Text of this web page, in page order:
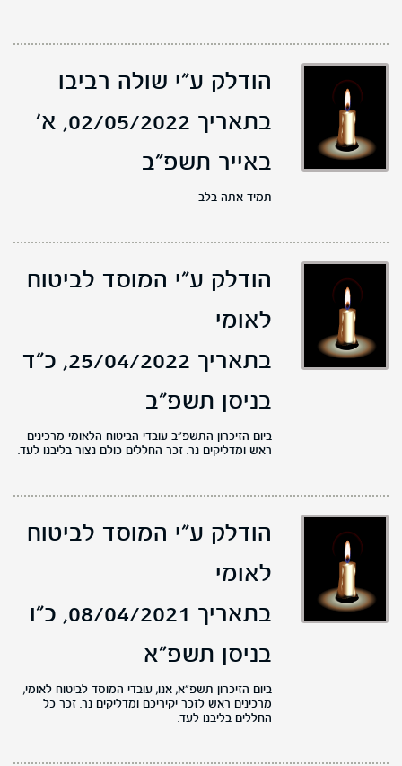
הודלק ע"י שולה רביבו
בתאריך 02/05/2022,
א'
באייר תשפ"ב
תמיד אתה בלב
הודלק ע"י המוסד לביטוח
לאומי
בתאריך 25/04/2022,
כ"ד
בניסן תשפ"ב
ביום הזיכרון התשפ"ב עובדי הביטוח הלאומי מרכינים
ראש ומדליקים נר. זכר החללים כולם נצור בליבנו לעד.
הודלק ע"י המוסד לביטוח
לאומי
בתאריך 08/04/2021,
כ"ו
בניסן תשפ"א
ביום הזיכרון תשפ"א, אנו, עובדי המוסד לביטוח לאומי,
מרכינים ראש לזכר יקיריכם ומדליקים נר. זכר כל
החללים בליבנו לעד.